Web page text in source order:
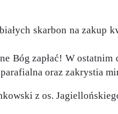
skarbon na
Bóg zapłać! W
oraz zakrystia
z os.